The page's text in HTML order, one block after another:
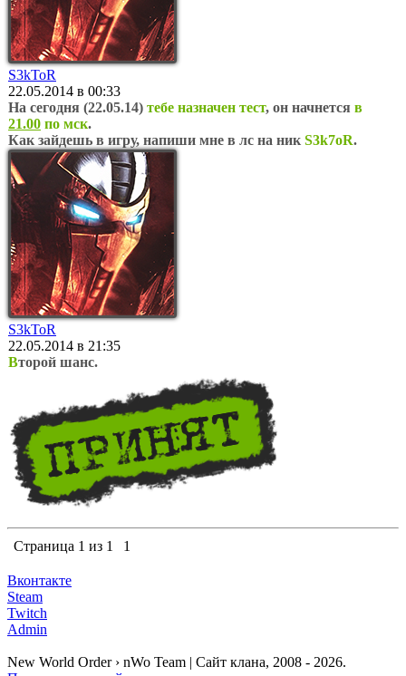
S3kToR
22.05.2014 в 00:33
На сегодня (22.05.14) тебе назначен тест, он начнется в
21.00 по мск.
Как зайдешь в игру, напиши мне в лс на ник S3k7oR.
S3kToR
22.05.2014 в 21:35
Второй шанс.
Страница 1 из 1 1
Вконтакте
Steam
Twitch
Admin
New World Order › nWo Team | Сайт клана, 2008 - 2026.